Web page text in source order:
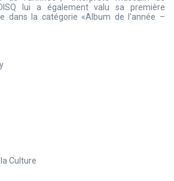
lui a également valu sa première
dans la catégorie «Album de l'année –
Culture